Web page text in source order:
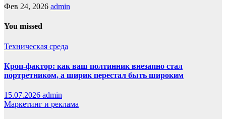
Фев 24, 2026 admin
You missed
Техническая среда
Кроп-фактор: как ваш полтинник внезапно стал
портретником, а ширик перестал быть широким
15.07.2026 admin
Маркетинг и реклама